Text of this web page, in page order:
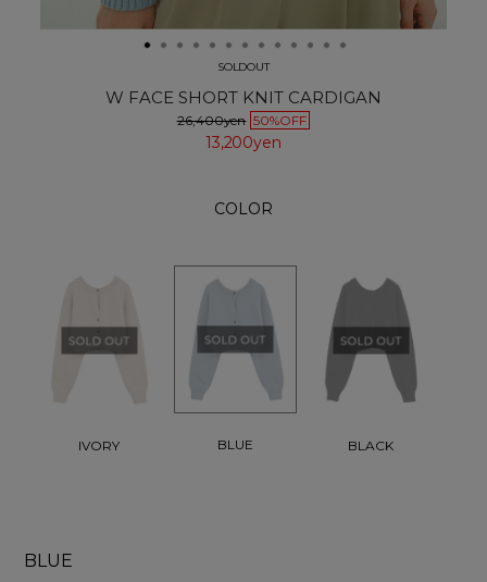
SOLDOUT
W FACE SHORT KNIT CARDIGAN
26,400yen 50%OFF
13,200yen
COLOR
IVORY BLUE BLACK
BLUE